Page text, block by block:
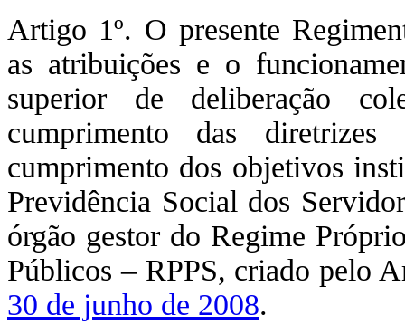
Artigo 1º. O presente
as atribuições e o
superior de deliberação
cumprimento das
cumprimento dos objetivos
Previdência Social dos
órgão gestor do Regime
Públicos – RPPS, criado pelo
30 de junho de 2008.